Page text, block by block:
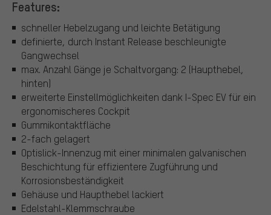
Features:
schneller Hebelzugang und leichte Betätigung
definierte, durch Instant Release beschleunigte
Gangwechsel
max. Anzahl Gänge je Schaltvorgang: 2 (Haupthebel,
hinten)
erweiterte Einstellmöglichkeiten dank I-Spec EV für ein
ergonomischeres Cockpit
Gummikontaktfläche
2-fach gelagert
Optislick-Innenzug mit einer minimalen galvanischen
Beschichtung für effizientere Zugführung und
Korrosionsbeständigkeit
Gehäuse und Haupthebel lackiert
Edelstahl-Klemmschraube